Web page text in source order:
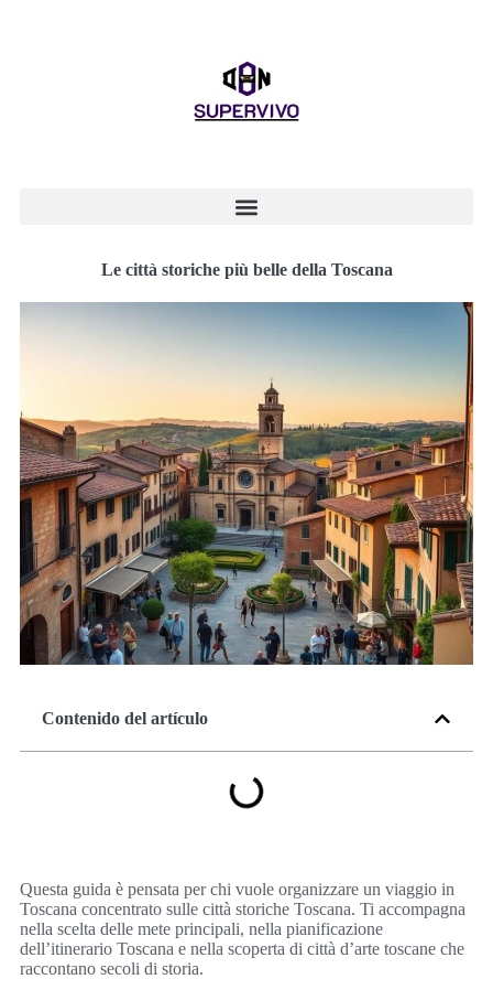
Le città storiche più belle della Toscana
Contenido del artículo
Questa guida è pensata per chi vuole organizzare un viaggio in
Toscana concentrato sulle città storiche Toscana. Ti accompagna
nella scelta delle mete principali, nella pianificazione
dell’itinerario Toscana e nella scoperta di città d’arte toscane che
raccontano secoli di storia.